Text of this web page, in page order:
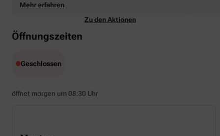
Mehr erfahren
Zu den Aktionen
Öffnungszeiten
Geschlossen
öffnet morgen um 08:30 Uhr